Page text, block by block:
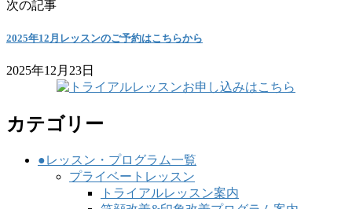
次の記事
2025年12月レッスンのご予約はこちらから
2025年12月23日
カテゴリー
●レッスン・プログラム一覧
プライベートレッスン
トライアルレッスン案内